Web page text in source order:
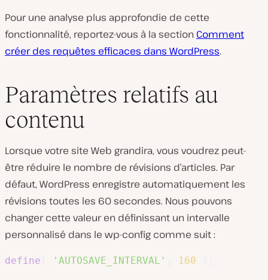
Pour une analyse plus approfondie de cette
fonctionnalité, reportez-vous à la section Comment
créer des requêtes efficaces dans WordPress.
Paramètres relatifs au
contenu
Lorsque votre site Web grandira, vous voudrez peut-
être réduire le nombre de révisions d’articles. Par
défaut, WordPress enregistre automatiquement les
révisions toutes les 60 secondes. Nous pouvons
changer cette valeur en définissant un intervalle
personnalisé dans le wp-config comme suit :
define 'AUTOSAVE_INTERVAL' 160